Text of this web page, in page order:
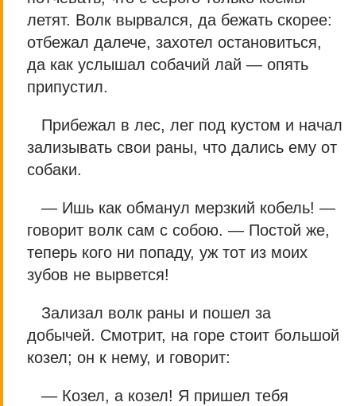
летят. Волк вырвался, да бежать скорее:
отбежал далече, захотел остановиться,
да как услышал собачий лай — опять
припустил.
Прибежал в лес, лег под кустом и начал
зализывать свои раны, что дались ему от
собаки.
— Ишь как обманул мерзкий кобель! —
говорит волк сам с собою. — Постой же,
теперь кого ни попаду, уж тот из моих
зубов не вырвется!
Зализал волк раны и пошел за
добычей. Смотрит, на горе стоит большой
козел; он к нему, и говорит:
— Козел, а козел! Я пришел тебя